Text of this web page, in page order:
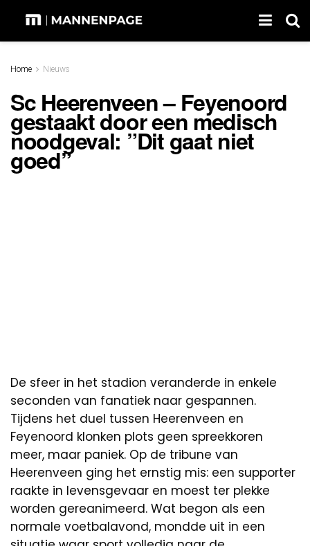
Home Nieuws
Sc Heerenveen – Feyenoord
gestaakt door een medisch
noodgeval: ”Dit gaat niet
goed”
De sfeer in het stadion veranderde in enkele
seconden van fanatiek naar gespannen.
Tijdens het duel tussen Heerenveen en
Feyenoord klonken plots geen spreekkoren
meer, maar paniek. Op de tribune van
Heerenveen ging het ernstig mis: een supporter
raakte in levensgevaar en moest ter plekke
worden gereanimeerd. Wat begon als een
normale voetbalavond, mondde uit in een